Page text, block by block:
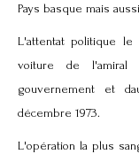
Pays basque mais
L'attentat politique
voiture de l'amiral
gouvernement et
décembre 1973.
L'opération la plus